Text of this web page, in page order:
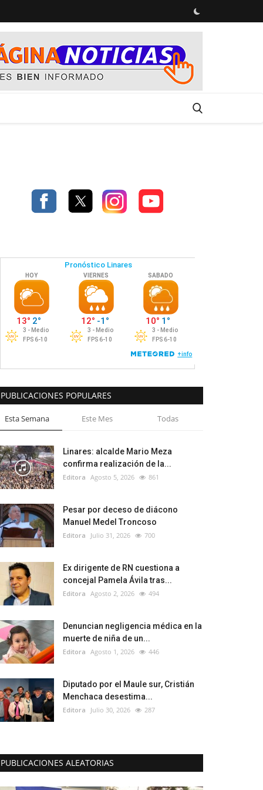
PUBLICACIONES POPULARES
Esta Semana Este Mes Todas
Linares: alcalde Mario Meza
confirma realización de la...
Editora Agosto 5, 2026 861
Pesar por deceso de diácono
Manuel Medel Troncoso
Editora Julio 31, 2026 700
Ex dirigente de RN cuestiona a
concejal Pamela Ávila tras...
Editora Agosto 2, 2026 494
Denuncian negligencia médica en la
muerte de niña de un...
Editora Agosto 1, 2026 446
Diputado por el Maule sur, Cristián
Menchaca desestima...
Editora Julio 30, 2026 287
PUBLICACIONES ALEATORIAS